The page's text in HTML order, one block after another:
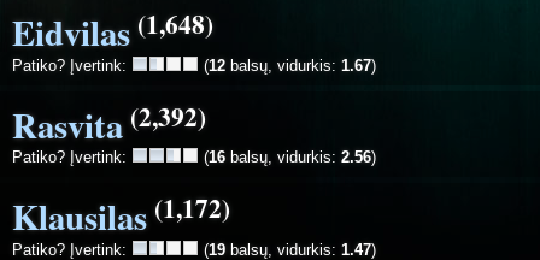
Eidvilas (1,648)
Patiko? Įvertink: (12 balsų, vidurkis: 1.67)
Rasvita (2,392)
Patiko? Įvertink: (16 balsų, vidurkis: 2.56)
Klausilas (1,172)
Patiko? Įvertink: (19 balsų, vidurkis: 1.47)